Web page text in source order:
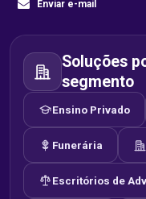
Enviar e-mail
Soluções
segmento
Ensino Privado
Funerária
Escritórios de